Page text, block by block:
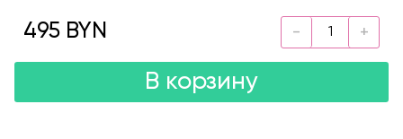
495 BYN
В корзину